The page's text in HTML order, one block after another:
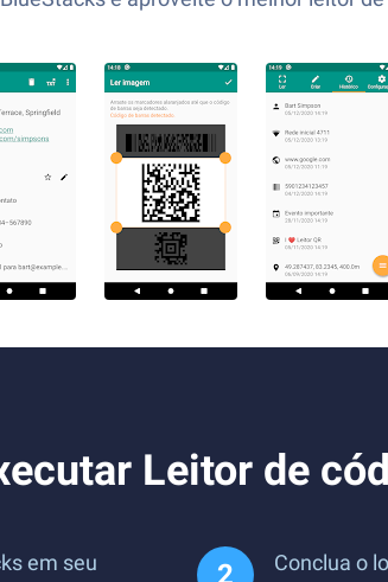
Leitor de
em seu
Conclua o